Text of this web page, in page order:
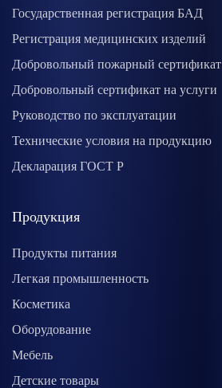
Государственная регистрация БАД
Регистрация медицинских изделий
Добровольный пожарный сертификат
Добровольный сертификат на услуги
Руководство по эксплуатации
Технические условия на продукцию
Декларация ГОСТ Р
Продукция
Продукты питания
Легкая промышленность
Косметика
Оборудование
Мебель
Детские товары